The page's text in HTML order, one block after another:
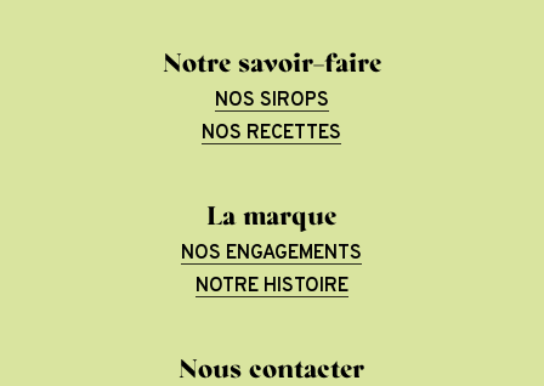
Notre savoir-faire
NOS SIROPS
NOS RECETTES
La marque
NOS ENGAGEMENTS
NOTRE HISTOIRE
Nous contacter